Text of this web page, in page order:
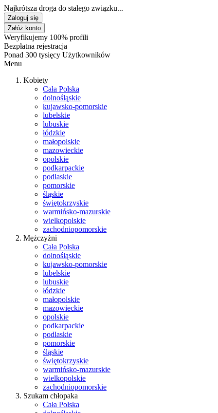
Najkrótsza droga do stałego związku...
Zaloguj się
Załóż konto
Weryfikujemy 100% profili
Bezpłatna rejestracja
Ponad 300 tysięcy Użytkowników
Menu
Kobiety
Cała Polska
dolnośląskie
kujawsko-pomorskie
lubelskie
lubuskie
łódzkie
małopolskie
mazowieckie
opolskie
podkarpackie
podlaskie
pomorskie
śląskie
świętokrzyskie
warmińsko-mazurskie
wielkopolskie
zachodniopomorskie
Mężczyźni
Cała Polska
dolnośląskie
kujawsko-pomorskie
lubelskie
lubuskie
łódzkie
małopolskie
mazowieckie
opolskie
podkarpackie
podlaskie
pomorskie
śląskie
świętokrzyskie
warmińsko-mazurskie
wielkopolskie
zachodniopomorskie
Szukam chłopaka
Cała Polska